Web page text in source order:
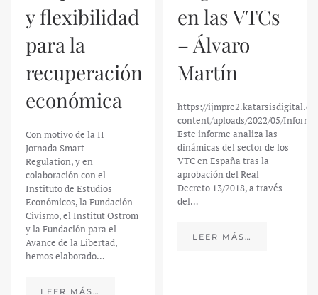
en las VTCs
– Álvaro
Martín
https://ijmpre2.katarsisdigital.com/wp-
content/uploads/2022/05/Informe_sobre_las_VTC.pdf
Este informe analiza las
dinámicas del sector de los
VTC en España tras la
aprobación del Real
Decreto 13/2018, a través
del…
LEER MÁS…
El caso de
Silicon
Valley Bank:
un análisis
financiero –
Daniel
Fernández